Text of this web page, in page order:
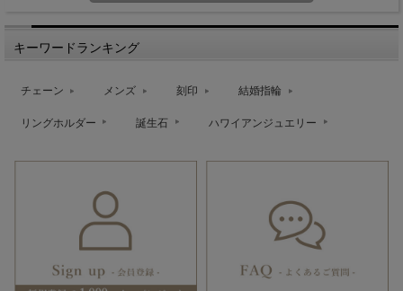
キーワードランキング
チェーン メンズ 刻印 結婚指輪
リングホルダー 誕生石 ハワイアンジュエリー